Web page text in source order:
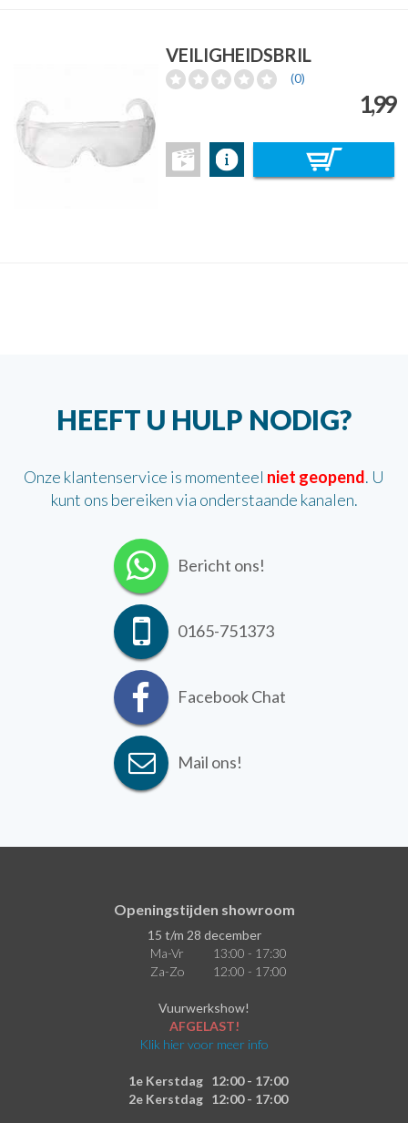
VEILIGHEIDSBRIL
(0)
1,99
HEEFT U HULP NODIG?
Onze klantenservice is momenteel niet geopend. U
kunt ons bereiken via onderstaande kanalen.
Bericht ons!
0165-751373
Facebook Chat
Mail ons!
Openingstijden showroom
15 t/m 28 december
Ma-Vr
13:00 - 17:30
Za-Zo
12:00 - 17:00
Vuurwerkshow!
AFGELAST!
Klik hier voor meer info
1e Kerstdag 12:00 - 17:00
2e Kerstdag 12:00 - 17:00